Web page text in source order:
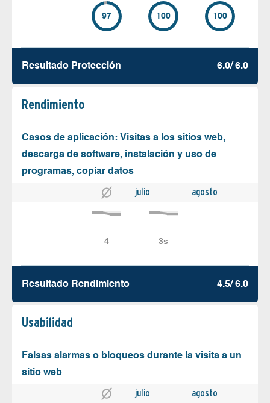
97 100 100
Resultado Protección 6.0/ 6.0
Rendimiento
Casos de aplicación: Visitas a los sitios web,
descarga de software, instalación y uso de
programas, copiar datos
julio agosto
Resultado Rendimiento 4.5/ 6.0
Usabilidad
Falsas alarmas o bloqueos durante la visita a un
sitio web
julio agosto